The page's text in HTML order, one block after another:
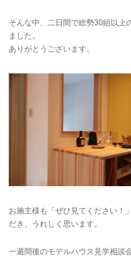
そんな中、二日間で総勢30組以上
ました。
ありがとうございます。
お施主様も「ぜひ見てください！
だき、うれしく思います。
一週間後のモデルハウス見学相談